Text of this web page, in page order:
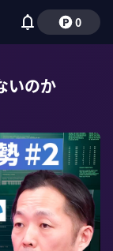
0
いのか